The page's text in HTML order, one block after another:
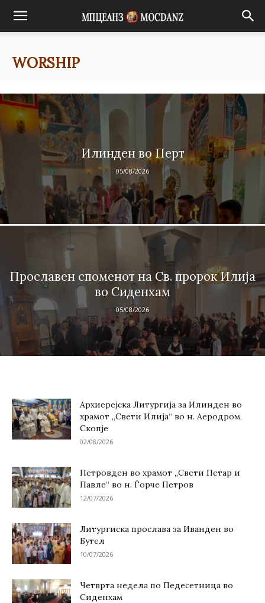
WORSHIP
Илинден во Перт
05/08/2026
Прославен споменот на Св. пророк Илија
во Сиденхам
05/08/2026
Архиерејска Литургија за Илинден во
храмот „Свети Илија“ во н. Аеродром,
Скопје
02/08/2026
Петровден во храмот „Свети Петар и
Павле“ во н. Ѓорче Петров
12/07/2026
Литургиска прослава за Иванден во
Бутел
10/07/2026
Четврта недела по Педесетница во
Сиденхам